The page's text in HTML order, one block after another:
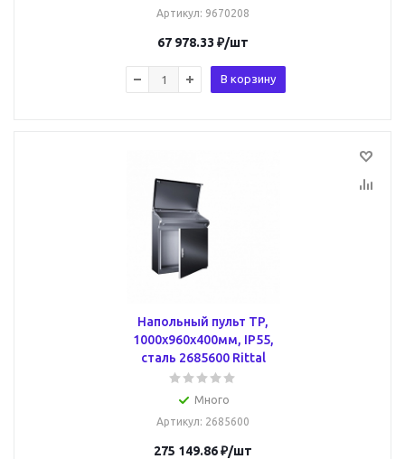
Артикул: 9670208
67 978.33 ₽/шт
В корзину
Напольный пульт TP,
1000x960x400мм, IP55,
сталь 2685600 Rittal
Много
Артикул: 2685600
275 149.86₽/шт